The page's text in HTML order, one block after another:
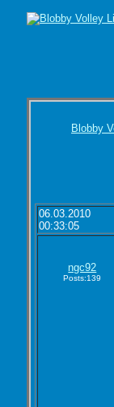
Blobby
06.03.2010
00:33:05
ngc92
Posts:139